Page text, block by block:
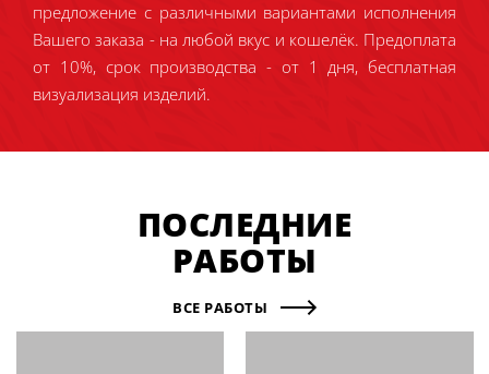
предложение с различными вариантами исполнения
Вашего заказа - на любой вкус и кошелёк. Предоплата
от 10%, срок производства - от 1 дня, бесплатная
визуализация изделий.
ПОСЛЕДНИЕ
РАБОТЫ
ВСЕ РАБОТЫ